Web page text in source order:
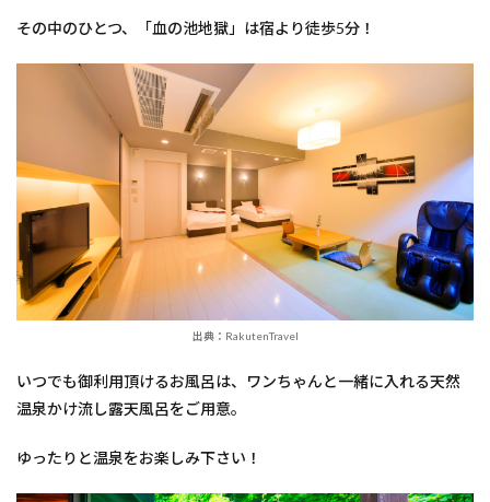
その中のひとつ、「血の池地獄」は宿より徒歩5分！
出典：RakutenTravel
いつでも御利用頂けるお風呂は、ワンちゃんと一緒に入れる天然
温泉かけ流し露天風呂をご用意。
ゆったりと温泉をお楽しみ下さい！